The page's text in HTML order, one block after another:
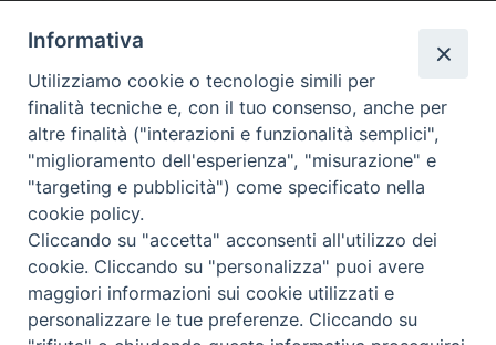
DIOCESI SUBURBICARIA DI ALBANO
Contatti:Tel.: 06.93268401 - Fax.: 06.9323844
E-mail:curia@diocesidialbano.it
Orari: dal Lunedì al Venerdì Ore: 9:00 - 13:00
Lunedì, Mercoledì e Venerdì, Ore 9:30 - 12:30
Informativa
Utilizziamo cookie o tecnologie simili per
finalità tecniche e, con il tuo consenso, anche per
altre finalità ("interazioni e funzionalità semplici",
"miglioramento dell'esperienza", "misurazione" e
"targeting e pubblicità") come specificato nella
cookie policy.
Cliccando su "accetta" acconsenti all'utilizzo dei
cookie. Cliccando su "personalizza" puoi avere
maggiori informazioni sui cookie utilizzati e
personalizzare le tue preferenze. Cliccando su